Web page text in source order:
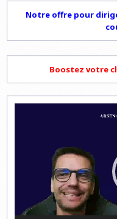
Notre offre pour
Boostez votre